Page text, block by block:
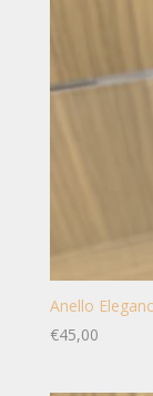
Anello
€45,00